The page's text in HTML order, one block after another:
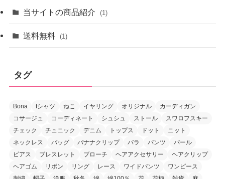
当サイトの商品紹介 (1)
送料無料 (1)
タグ
Bona tシャツ ねこ イヤリング オリジナル
カーディガン
コサージュ
コーディネート シュシュ ストール
スワロフスキー
チェック
チュニック デニム トップス ドット
ニット
ネックレス
バッグ バナナクリップ バラ パンツ
パール
ピアス
ブレスレット ブローチ ヘアアクセサリー
ヘアクリップ
ヘアゴム
リボン リング レース ワイドパンツ
ワンピース